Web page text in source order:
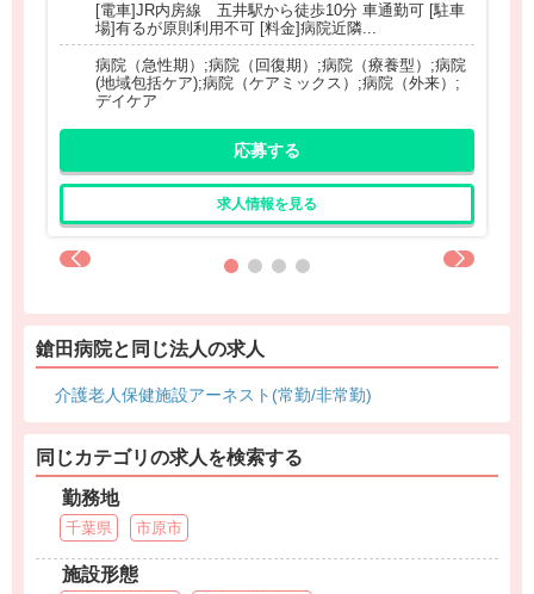
[電車]JR内房線 五井駅から徒歩10分 車通勤可 [駐車
場]有るが原則利用不可 [料金]病院近隣...
病院（急性期）;病院（回復期）;病院（療養型）;病院
(地域包括ケア);病院（ケアミックス）;病院（外来）;
デイケア
応募する
求人情報を見る
鎗田病院と同じ法人の求人
介護老人保健施設アーネスト(常勤/非常勤)
同じカテゴリの求人を検索する
勤務地
千葉県 市原市
施設形態